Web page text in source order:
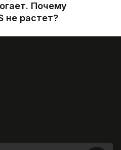
Почему
не растет?